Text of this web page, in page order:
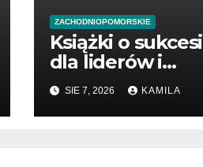
ZACHODNIOPOMORSKIE
Książki o
dla liderów i
przedsiębiorców
SIE 7, 2026 KAMILA